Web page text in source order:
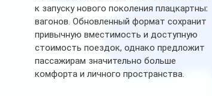
к запуску нового поколения плацкартных
вагонов. Обновленный формат сохранит
привычную вместимость и доступную
стоимость поездок, однако предложит
пассажирам значительно больше
комфорта и личного пространства.